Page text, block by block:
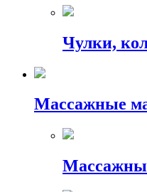
Чулки,
Массажные